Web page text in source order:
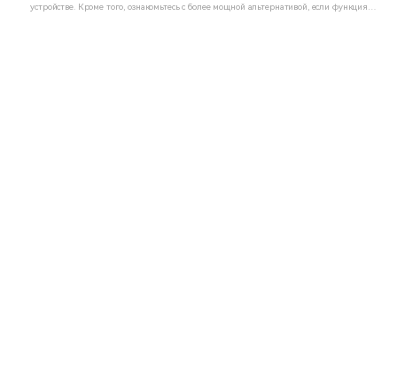
устройстве. Кроме того, ознакомьтесь с более мощной альтернативой, если функция